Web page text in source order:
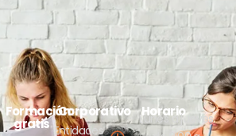
Formación
gratis
Corporativo
Entidades
Horario
Lunes a jueves